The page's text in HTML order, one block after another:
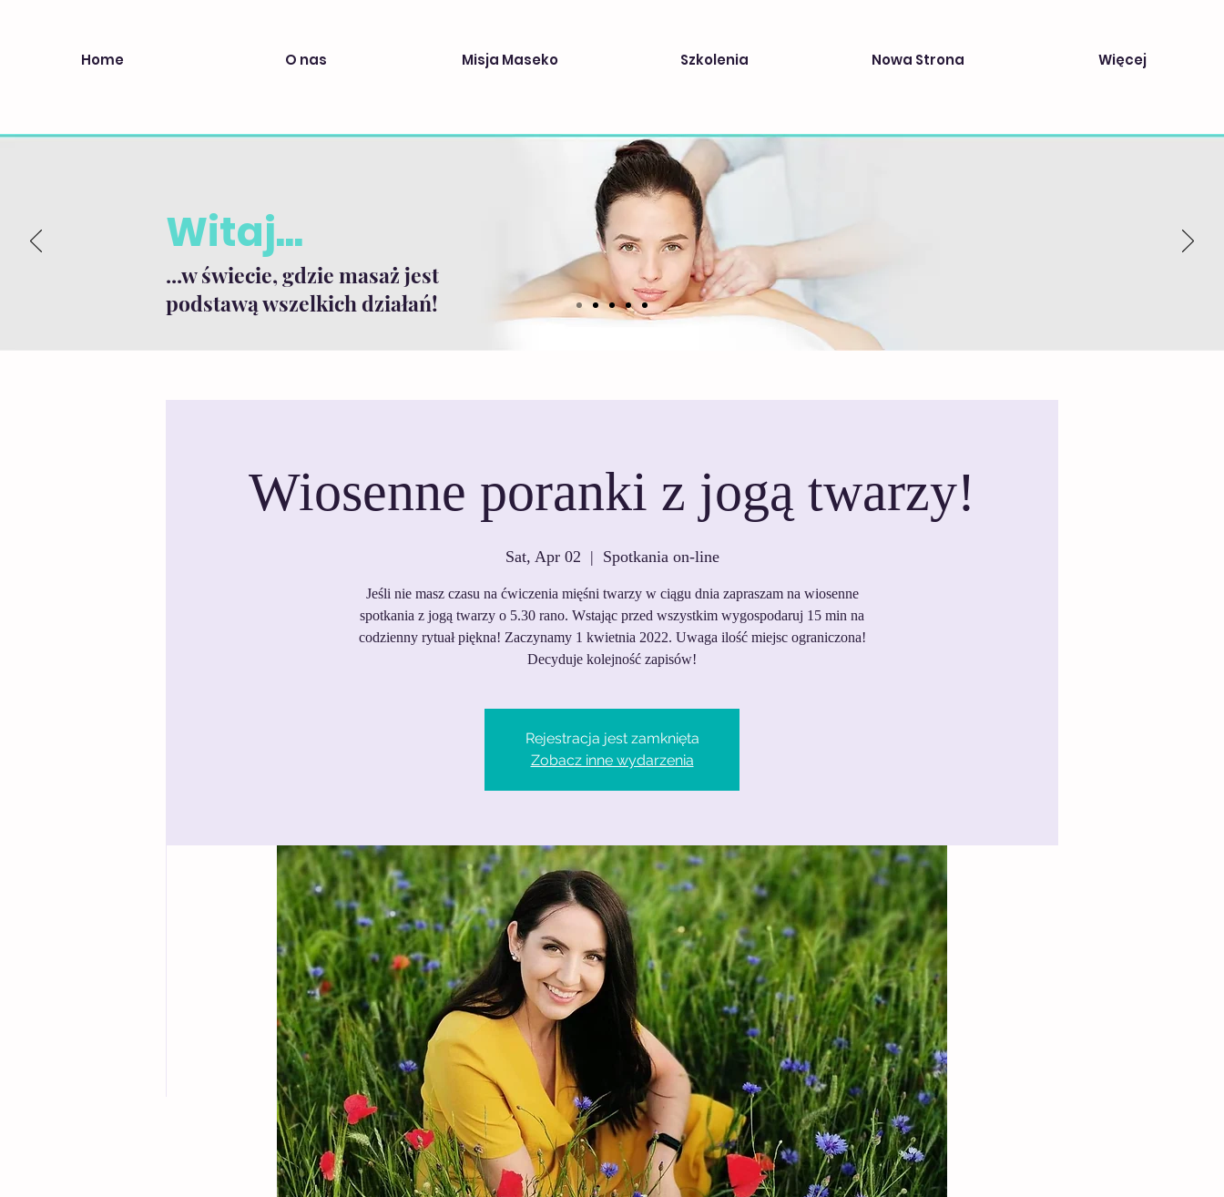
Home O nas Misja Maseko Szkolenia Nowa Strona Więcej
Witaj...
...w świecie, gdzie masaż jest
podstawą wszelkich działań!
Wiosenne poranki z jogą twarzy!
Sat, Apr 02
  |
Spotkania on-line
Jeśli nie masz czasu na ćwiczenia mięśni twarzy w ciągu dnia zapraszam na wiosenne
spotkania z jogą twarzy o 5.30 rano. Wstając przed wszystkim wygospodaruj 15 min na
codzienny rytuał piękna! Zaczynamy 1 kwietnia 2022. Uwaga ilość miejsc ograniczona!
Decyduje kolejność zapisów!
Rejestracja jest zamknięta
Zobacz inne wydarzenia